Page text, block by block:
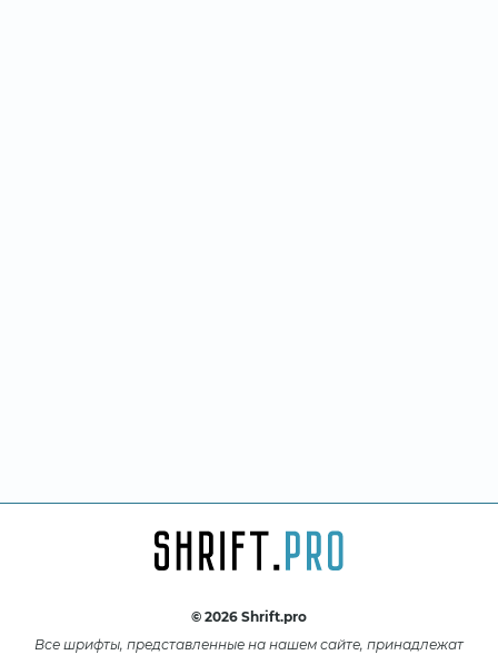
© 2026 Shrift.pro
Все шрифты, представленные на нашем сайте, принадлежат